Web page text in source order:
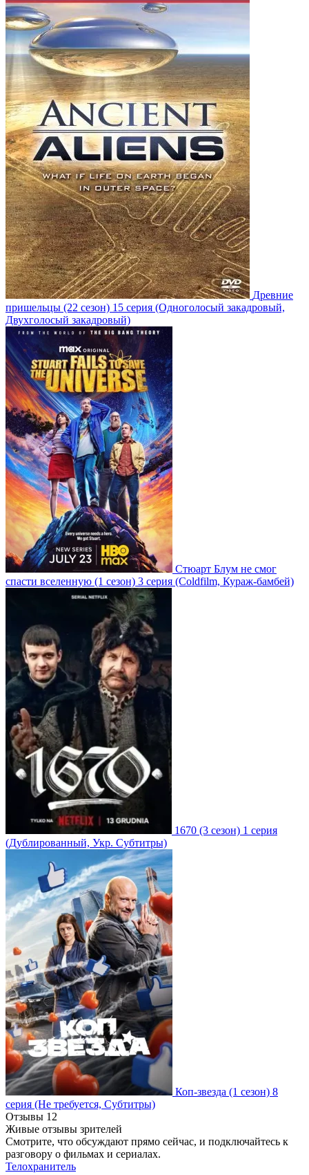
Древние
пришельцы (22 сезон) 15 серия (Одноголосый закадровый,
Двухголосый закадровый)
Стюарт Блум не смог
спасти вселенную (1 сезон) 3 серия (Coldfilm, Кураж-бамбей)
1670 (3 сезон) 1 серия
(Дублированный, Укр. Субтитры)
Коп-звезда (1 сезон) 8
серия (Не требуется, Субтитры)
Отзывы 12
Живые отзывы зрителей
Смотрите, что обсуждают прямо сейчас, и подключайтесь к
разговору о фильмах и сериалах.
Телохранитель